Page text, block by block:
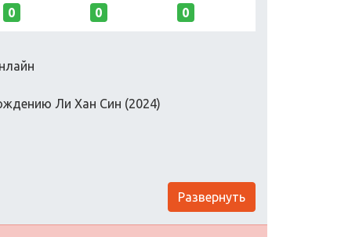
0 0 0
Ли Хан Син (2024)
Развернуть